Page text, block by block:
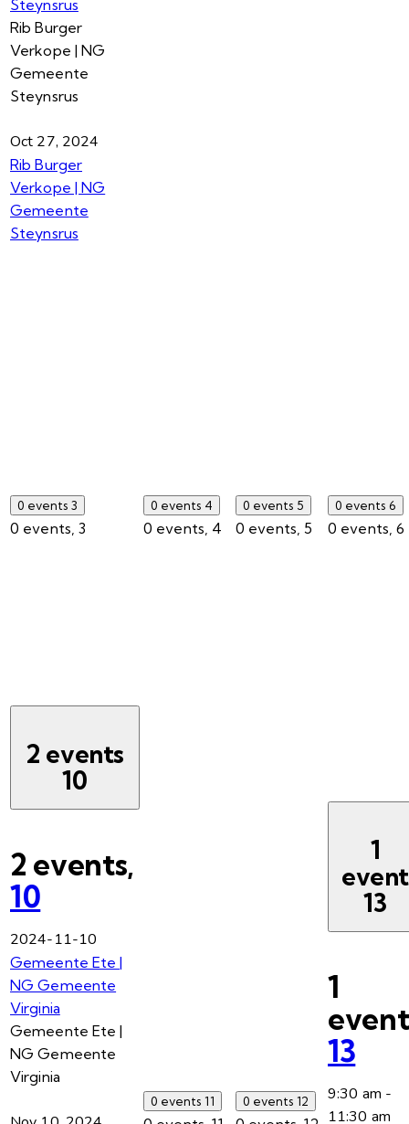
Steynsrus
Rib Burger
Verkope | NG
Gemeente
Steynsrus
Oct 27, 2024
Rib Burger
Verkope | NG
Gemeente
Steynsrus
0 events 3
0 events, 3
0 events 4
0 events, 4
0 events 5
0 events, 5
0 events 6
0 events, 6
2 events
10
2 events,
10
2024-11-10
Gemeente Ete |
NG Gemeente
Virginia
Gemeente Ete |
NG Gemeente
Virginia
0 events 11 0 events 12
1
event
13
1
13
9:30 am -
11:30 am